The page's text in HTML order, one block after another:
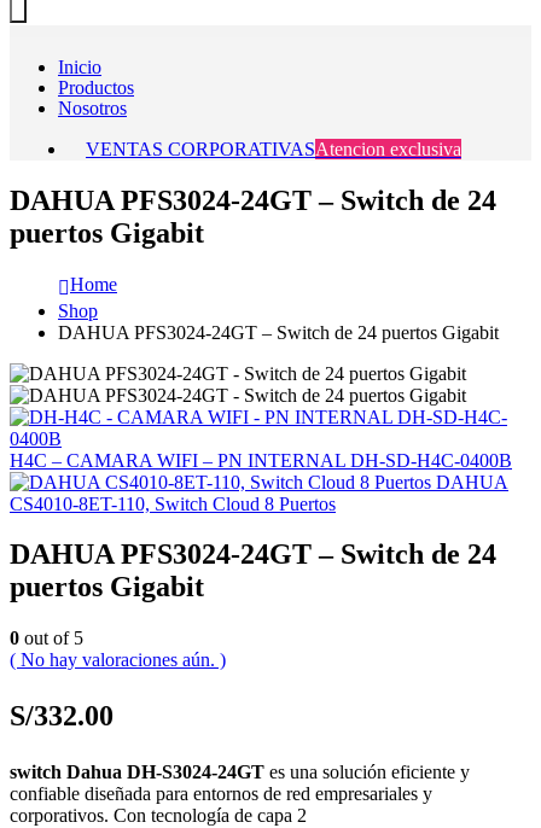
Inicio
Productos
Nosotros
VENTAS CORPORATIVASAtencion exclusiva
DAHUA PFS3024-24GT – Switch de 24
puertos Gigabit
Home
Shop
DAHUA PFS3024-24GT – Switch de 24 puertos Gigabit
H4C – CAMARA WIFI – PN INTERNAL DH-SD-H4C-0400B
DAHUA
CS4010-8ET-110, Switch Cloud 8 Puertos
DAHUA PFS3024-24GT – Switch de 24
puertos Gigabit
0 out of 5
( No hay valoraciones aún. )
S/332.00
switch Dahua DH-S3024-24GT es una solución eficiente y
confiable diseñada para entornos de red empresariales y
corporativos. Con tecnología de capa 2